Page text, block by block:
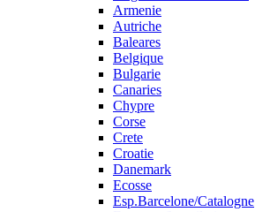
Armenie
Autriche
Baleares
Belgique
Bulgarie
Canaries
Chypre
Corse
Crete
Croatie
Danemark
Ecosse
Esp.Barcelone/Catalogne